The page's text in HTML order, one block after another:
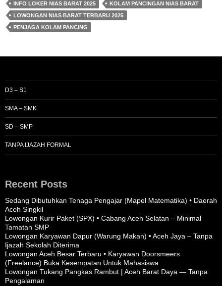
INFO LOKER NIAS BARAT 2025
KOLAM PANCINGAN NIAS BARAT
LOWONGAN NIAS BARAT TERBARU 2025
PENJAGA KOLAM PANCING
D3 – S1
SMA – SMK
SD – SMP
TANPA IJAZAH FORMAL
Recent Posts
Sedang Dibutuhkan Tenaga Pengajar (Mapel Matematika) • Daerah
Aceh Singkil
Lowongan Kurir Paket (SPX) • Cabang Aceh Selatan – Minimal
Tamatan SMP
Lowongan Karyawan Dapur (Warung Makan) • Aceh Jaya – Tanpa
Ijazah Sekolah Diterima
Lowongan Aceh Besar Terbaru • Karyawan Doorsmeers
(Freelance) Buka Kesempatan Untuk Mahasiswa
Lowongan Tukang Pangkas Rambut | Aceh Barat Daya — Tanpa
Pengalaman